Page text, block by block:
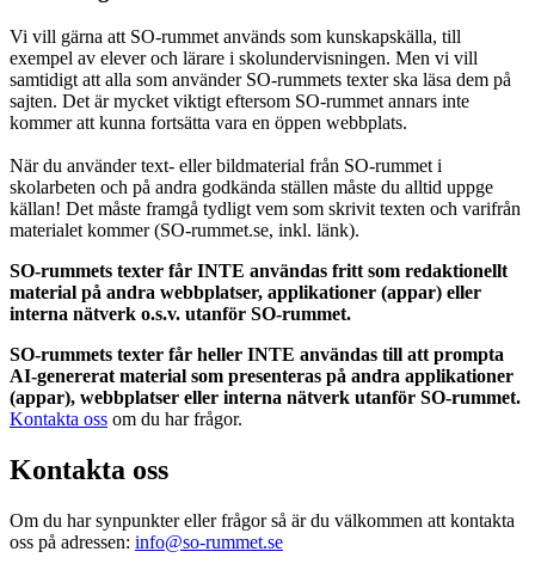
Vi vill gärna att SO-rummet används som kunskapskälla, till
exempel av elever och lärare i skolundervisningen. Men vi vill
samtidigt att alla som använder SO-rummets texter ska läsa dem på
sajten. Det är mycket viktigt eftersom SO-rummet annars inte
kommer att kunna fortsätta vara en öppen webbplats.
När du använder text- eller bildmaterial från SO-rummet i
skolarbeten och på andra godkända ställen måste du alltid uppge
källan! Det måste framgå tydligt vem som skrivit texten och varifrån
materialet kommer (SO-rummet.se, inkl. länk).
SO-rummets texter får INTE användas fritt som redaktionellt
material på andra webbplatser, applikationer (appar) eller
interna nätverk o.s.v. utanför SO-rummet.
SO-rummets texter får heller INTE användas till att prompta
AI-genererat material som presenteras på andra applikationer
(appar), webbplatser eller interna nätverk utanför SO-rummet.
Kontakta oss om du har frågor.
Kontakta oss
Om du har synpunkter eller frågor så är du välkommen att kontakta
oss på adressen: info@so-rummet.se